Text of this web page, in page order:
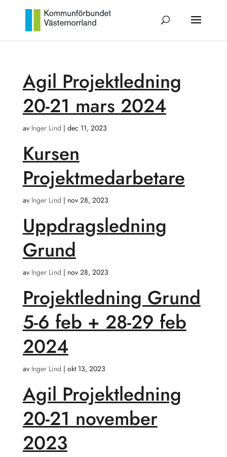
Agil Projektledning
20-21 mars 2024
av Inger Lind | dec 11, 2023
Kursen
Projektmedarbetare
av Inger Lind | nov 28, 2023
Uppdragsledning
Grund
av Inger Lind | nov 28, 2023
Projektledning Grund
5-6 feb + 28-29 feb
2024
av Inger Lind | okt 13, 2023
Agil Projektledning
20-21 november
2023